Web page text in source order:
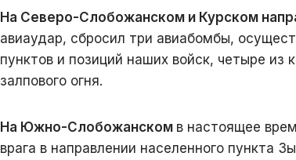
На Северо-Слобожанском и Курском
авиаудар, сбросил три авиабомбы,
пунктов и позиций наших войск, четыре из
залпового огня.
На Южно-Слобожанском в настоящее
врага в направлении населенного пункта